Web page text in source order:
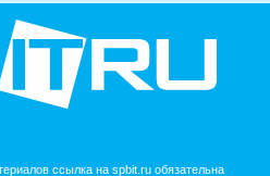
ссылка на spbit.ru обязательна